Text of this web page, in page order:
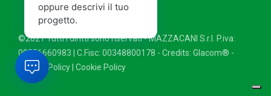
©2021 Tutti i diritti sono riservati - MAZZACANI S.r.l. P.iva:
00556660983 | C.Fisc: 00348800178 - Credits: Glacom® -
Privacy Policy Cookie Policy
oppure descrivi il tuo
progetto.